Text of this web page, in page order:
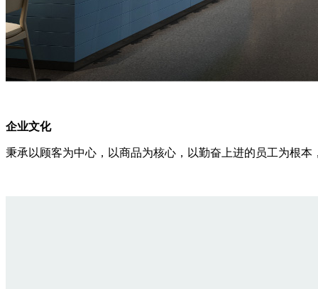
企业文化
秉承以顾客为中心，以商品为核心，以勤奋上进的员工为根